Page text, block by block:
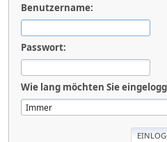
Benutzername:
Passwort:
Wie lang möchten Sie